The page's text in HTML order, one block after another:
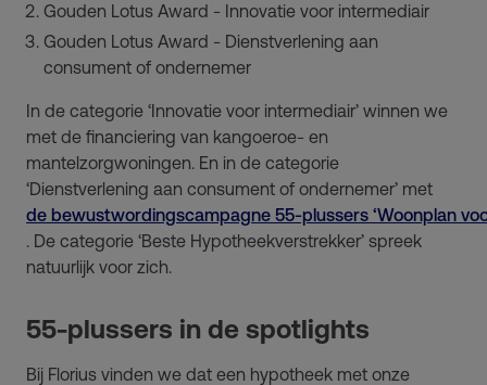
Gouden Lotus Award - Innovatie voor intermediair
Gouden Lotus Award - Dienstverlening aan
consument of ondernemer
In de categorie ‘Innovatie voor intermediair’ winnen we
met de financiering van kangoeroe- en
mantelzorgwoningen. En in de categorie
‘Dienstverlening aan consument of ondernemer’ met
de bewustwordingscampagne 55-plussers ‘Woonplan
. De categorie ‘Beste Hypotheekverstrekker’ spreek
natuurlijk voor zich.
55-plussers in de spotlights
Bij Florius vinden we dat een hypotheek met onze